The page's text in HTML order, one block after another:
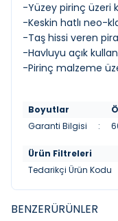
-Yüzey pirinç üzeri
-Keskin hatlı neo-
-Taş hissi veren
-Havluyu açık
-Pirinç malzeme
Boyutlar
Garanti Bilgisi
:
Ürün Filtreleri
Tedarikçi Ürün Kodu
BENZERÜRÜNLER